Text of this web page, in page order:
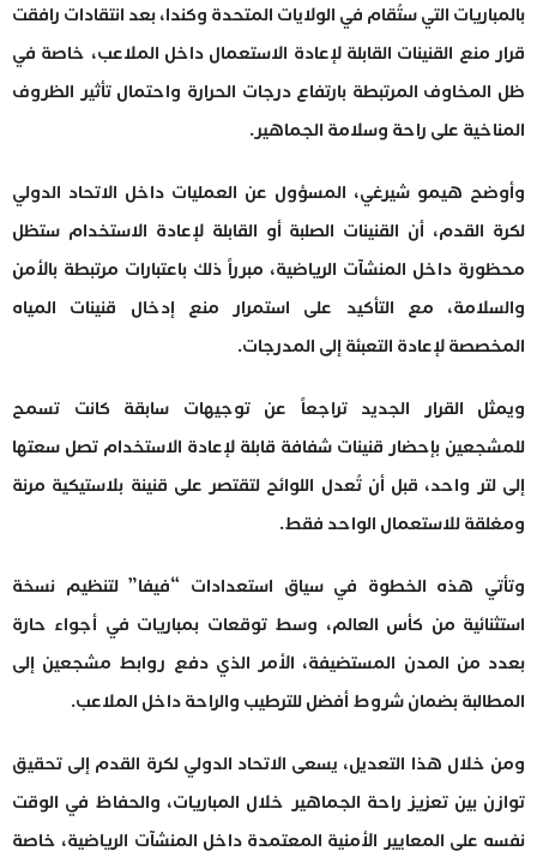
بالمباريات التي ستُقام في الولايات المتحدة وكندا، بعد انتقادات رافقت
قرار منع القنينات القابلة لإعادة الاستعمال داخل الملاعب، خاصة في
ظل المخاوف المرتبطة بارتفاع درجات الحرارة واحتمال تأثير الظروف
المناخية على راحة وسلامة الجماهير.
وأوضح هيمو شيرغي، المسؤول عن العمليات داخل الاتحاد الدولي
لكرة القدم، أن القنينات الصلبة أو القابلة لإعادة الاستخدام ستظل
محظورة داخل المنشآت الرياضية، مبرراً ذلك باعتبارات مرتبطة بالأمن
والسلامة، مع التأكيد على استمرار منع إدخال قنينات المياه
المخصصة لإعادة التعبئة إلى المدرجات.
ويمثل القرار الجديد تراجعاً عن توجيهات سابقة كانت تسمح
للمشجعين بإحضار قنينات شفافة قابلة لإعادة الاستخدام تصل سعتها
إلى لتر واحد، قبل أن تُعدل اللوائح لتقتصر على قنينة بلاستيكية مرنة
ومغلقة للاستعمال الواحد فقط.
وتأتي هذه الخطوة في سياق استعدادات “فيفا” لتنظيم نسخة
استثنائية من كأس العالم، وسط توقعات بمباريات في أجواء حارة
بعدد من المدن المستضيفة، الأمر الذي دفع روابط مشجعين إلى
المطالبة بضمان شروط أفضل للترطيب والراحة داخل الملاعب.
ومن خلال هذا التعديل، يسعى الاتحاد الدولي لكرة القدم إلى تحقيق
توازن بين تعزيز راحة الجماهير خلال المباريات، والحفاظ في الوقت
نفسه على المعايير الأمنية المعتمدة داخل المنشآت الرياضية، خاصة